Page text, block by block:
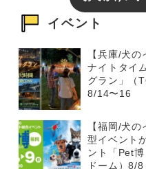
イベント
【兵庫/犬
ナイトタイ
グラン」（
8/14〜16
【福岡/犬
型イベント
ント「Pet
ドーム）8/8